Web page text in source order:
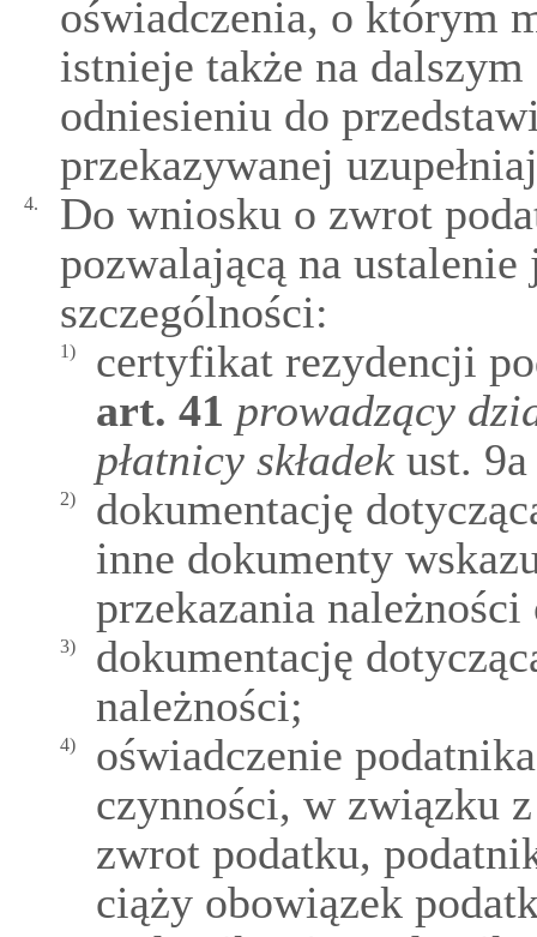
oświadczenia, o którym
istnieje także na
odniesieniu do
przekazywanej
4.
Do wniosku o zwrot
pozwalającą na ustalenie
szczególności:
1)
certyfikat rezydencji
art. 41 prowadzący
płatnicy składekust. 9a
2)
dokumentację
inne dokumenty
przekazania
3)
dokumentację
należności;
4)
oświadczenie
czynności, w związku
zwrot podatku,
ciąży obowiązek